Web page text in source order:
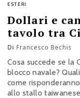
ESTERI
Dollari e
tavolo tra
Di Francesco Bechis
Cosa succede se la
blocco navale?
come
allo stallo taiwanese